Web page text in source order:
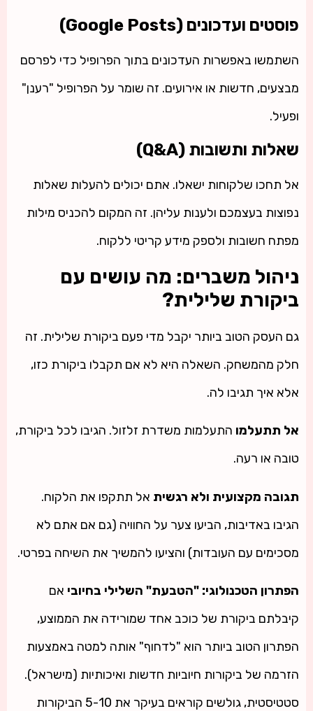
פוסטים ועדכונים (Google Posts)
השתמשו באפשרות העדכונים בתוך הפרופיל כדי לפרסם
מבצעים, חדשות או אירועים. זה שומר על הפרופיל "רענן"
ופעיל.
שאלות ותשובות (Q&A)
אל תחכו שלקוחות ישאלו. אתם יכולים להעלות שאלות
נפוצות בעצמכם ולענות עליהן. זה המקום להכניס מילות
מפתח חשובות ולספק מידע קריטי ללקוח.
ניהול משברים: מה עושים עם
ביקורת שלילית?
גם העסק הטוב ביותר יקבל מדי פעם ביקורת שלילית. זה
חלק מהמשחק. השאלה היא לא אם תקבלו ביקורת כזו,
אלא איך תגיבו לה.
אל תתעלמו התעלמות משדרת זלזול. הגיבו לכל ביקורת,
טובה או רעה.
תגובה מקצועית ולא רגשית אל תתקפו את הלקוח.
הגיבו באדיבות, הביעו צער על החוויה (גם אם אתם לא
מסכימים עם העובדות) והציעו להמשיך את השיחה בפרטי.
הפתרון הטכנולוגי: "הטבעת" השלילי בחיובי אם
קיבלתם ביקורת של כוכב אחד שמורידה את הממוצע,
הפתרון הטוב ביותר הוא "לדחוף" אותה למטה באמצעות
הזרמה של ביקורות חיוביות חדשות ואיכותיות (מישראל).
סטטיסטית, גולשים קוראים בעיקר את 5-10 הביקורות